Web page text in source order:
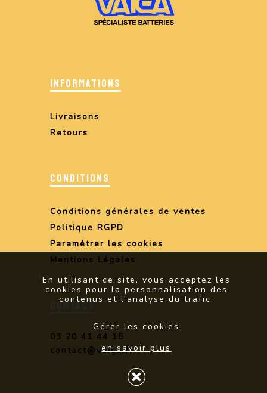
INFORMATIONS
Livraisons
Retours
CONDITIONS
Conditions générales de ventes
Politique RGPD
Paramétrer les cookies
Mentions Légales
CONTACT
03 20 41 44 15
contact@vaica.fr
En utilisant ce site, vous acceptez les
cookies pour la personnalisation des
contenus et l'analyse du trafic.
Gérer les cookies
en savoir plus